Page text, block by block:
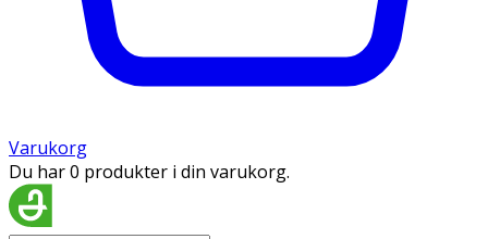
Varukorg
Du har 0 produkter i din varukorg.